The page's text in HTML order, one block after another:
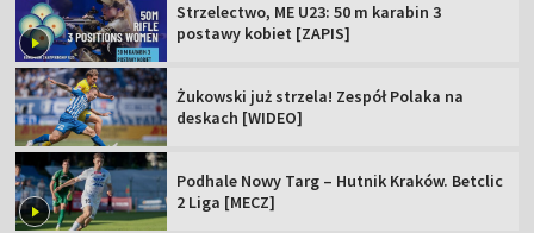
Strzelectwo, ME U23: 50 m karabin 3
postawy kobiet [ZAPIS]
Żukowski już strzela! Zespół Polaka na
deskach [WIDEO]
Podhale Nowy Targ – Hutnik Kraków. Betclic
2 Liga [MECZ]